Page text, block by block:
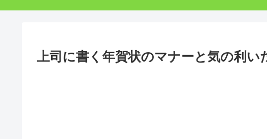
上司に書く年賀状のマナーと気の利い